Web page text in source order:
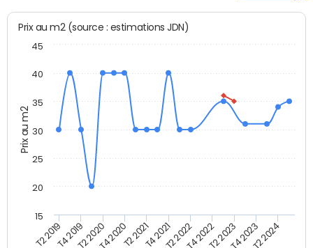
Prix au m2
Prix au m2 (source : estimations JDN)
T2 2019T4 2019T2 2020T4 2020T2 2021T4 2021T2 2022T4 2022T2 2023T4 2023T2 2024
15
20
25
30
35
40
45